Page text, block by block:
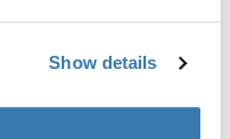
Show details
potwierdza
wskazówek,